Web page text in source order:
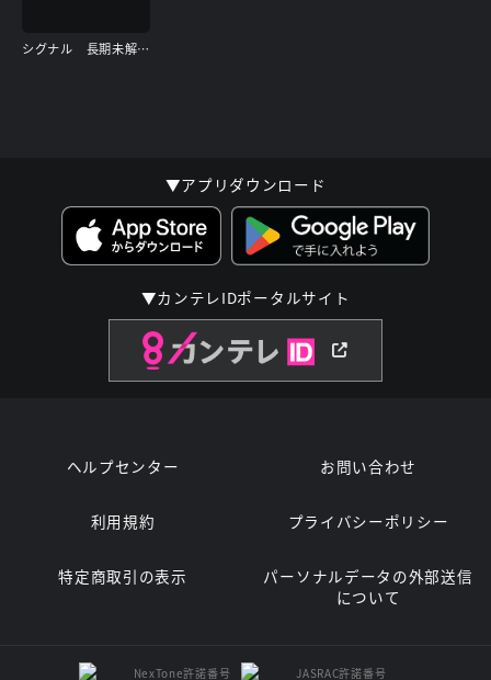
シグナル 長期未解決事件捜査班 スペシャル
▼アプリダウンロード
▼カンテレIDポータルサイト
ヘルプセンター お問い合わせ
利用規約 プライバシーポリシー
特定商取引の表示
パーソナルデータの外部送信
について
NexTone許諾番号 JASRAC許諾番号